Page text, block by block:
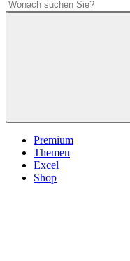
Premium
Themen
Excel
Shop